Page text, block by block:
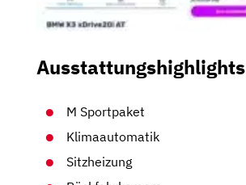
Ausstattungshighlights
M Sportpaket
Klimaautomatik
Sitzheizung